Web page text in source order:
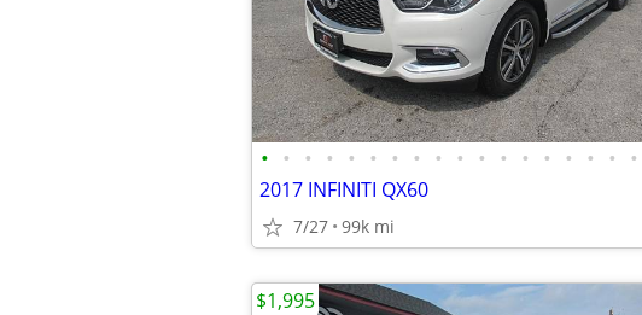
• • • • • • • • • • • • • • • • • •
2017 INFINITI QX60
7/27 99k mi
$1,995